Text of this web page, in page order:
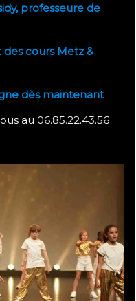
professeure de
cours Metz &
dès maintenant
au 06.85.22.43.56